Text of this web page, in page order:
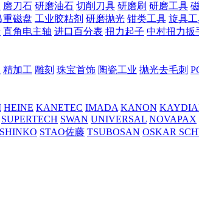
磨刀石 研磨油石 切削刀具 研磨刷 研磨工具
重磁盘 工业胶粘剂 研磨抛光 钳类工具 旋具
直角电主轴 进口百分表 扭力起子 中村扭力扳
精加工 雕刻 珠宝首饰 陶瓷工业 抛光去毛刺
HEINE KANETEC IMADA KANON
SUPERTECH SWAN UNIVERSAL NOVAPAX
SHINKO STAO佐藤 TSUBOSAN OSKAR